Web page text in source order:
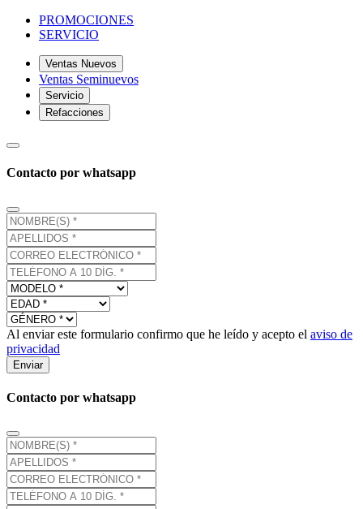
PROMOCIONES
SERVICIO
Ventas Nuevos
Ventas Seminuevos
Servicio
Refacciones
Contacto por whatsapp
Al enviar este formulario confirmo que he leído y acepto el aviso de
privacidad
Enviar
Contacto por whatsapp